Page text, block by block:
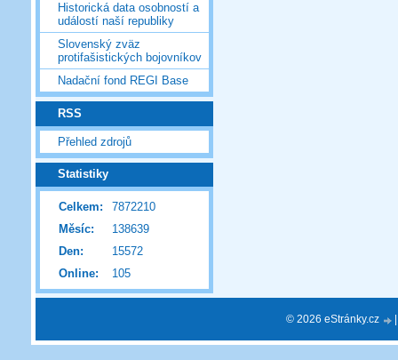
Historická data osobností a
událostí naší republiky
Slovenský zväz
protifašistických bojovníkov
Nadační fond REGI Base
RSS
Přehled zdrojů
Statistiky
Online: 105
Celkem:
7872210
Měsíc:
138639
Den:
15572
© 2026 eStránky.cz